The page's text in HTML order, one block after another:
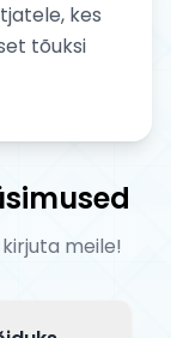
kes
tõuksi
meile!